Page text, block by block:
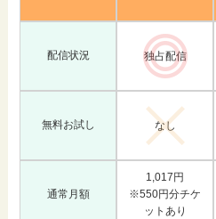
配信状況 独占配信
無料お試し なし
通常月額
1,017円
※550円分チケ
ットあり